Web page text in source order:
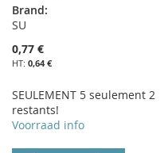
Brand:
SU
0,77 €
0,64 €
SEULEMENT 5 seulement 2
restants!
Voorraad info